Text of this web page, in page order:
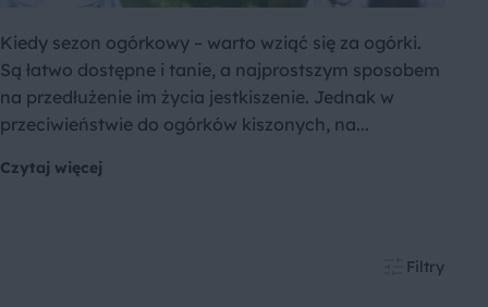
Kiedy sezon ogórkowy – warto wziąć się za ogórki.
Są łatwo dostępne i tanie, a najprostszym sposobem
na przedłużenie im życia jestkiszenie. Jednak w
przeciwieństwie do ogórków kiszonych, na...
Czytaj więcej
Filtry